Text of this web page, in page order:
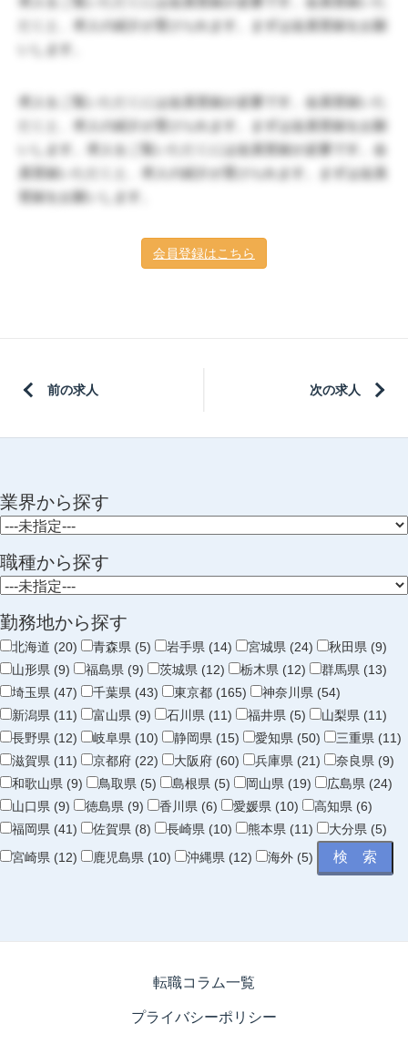
だくと、求人の紹介が受けられます。まずは会員登録をお願
いします。
求人をご覧いただくには会員登録が必要です。会員登録いた
だくと、求人の紹介が受けられます。まずは会員登録をお願
いします。求人をご覧いただくには会員登録が必要です。会
員登録いただくと、求人の紹介が受けられます。まずは会員
登録をお願いします。
会員登録はこちら
前の求人 次の求人
業界から探す
職種から探す
勤務地から探す
北海道 (20) 青森県 (5) 岩手県 (14) 宮城県 (24)
秋田県 (9)
山形県 (9)
福島県 (9) 茨城県 (12) 栃木県 (12)
群馬県 (13)
埼玉県 (47)
千葉県 (43) 東京都 (165)
神奈川県 (54)
新潟県 (11)
富山県 (9) 石川県 (11) 福井県 (5)
山梨県 (11)
長野県 (12)
岐阜県 (10) 静岡県 (15) 愛知県 (50)
三重県 (11)
滋賀県 (11)
京都府 (22) 大阪府 (60) 兵庫県 (21)
奈良県 (9)
和歌山県 (9)
鳥取県 (5) 島根県 (5) 岡山県 (19)
広島県 (24)
山口県 (9)
徳島県 (9) 香川県 (6) 愛媛県 (10)
高知県 (6)
福岡県 (41)
佐賀県 (8) 長崎県 (10) 熊本県 (11)
大分県 (5)
宮崎県 (12)
鹿児島県 (10) 沖縄県 (12) 海外 (5)
転職コラム一覧
プライバシーポリシー